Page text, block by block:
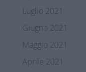
Luglio 2021
Giugno 2021
Maggio 2021
Aprile 2021